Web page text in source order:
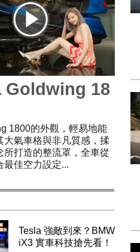
Goldwing 18
1800的外觀，輕易地能
大氣車格與非凡質感，揉
所打造的整流罩，全車從
最佳空力設定...
Tesla 強敵到來？BMW
iX3 實車科技搶先看！